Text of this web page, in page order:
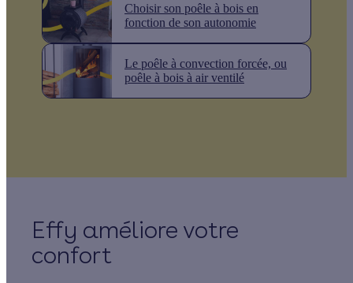
Choisir son poêle à bois en
fonction de son autonomie
Le poêle à convection forcée, ou
poêle à bois à air ventilé
Effy